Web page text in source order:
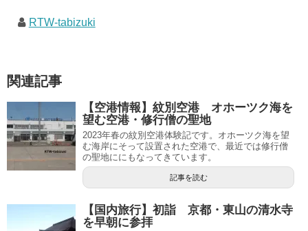
RTW-tabizuki
関連記事
【空港情報】紋別空港 オホーツク海を
望む空港・修行僧の聖地
2023年春の紋別空港体験記です。オホーツク海を望
む海岸にそって設置された空港で、最近では修行僧
の聖地ににもなってきています。
記事を読む
【国内旅行】初詣 京都・東山の清水寺
を早朝に参拝